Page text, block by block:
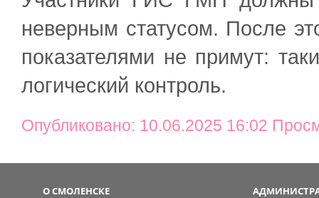
неверным статусом. После
показателями не примут:
логический контроль.
Опубликовано: 10.06.2025 16:02
О СМОЛЕНСКЕ